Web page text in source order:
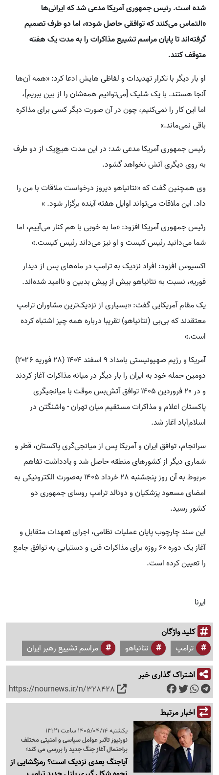
شده است. رئیس جمهوری آمریکا مدعی شد که ایرانی‌ها
«التماس می‌کنند که توافقی حاصل شود»، اما دو طرف تصمیم
گرفته‌اند تا پایان مراسم تشییع مذاکرات را به مدت یک هفته
متوقف کنند.
او بار دیگر با تکرار تهدیدات و لفاظی هایش ادعا کرد: «همه آن‌ها
آنجا هستند. با یک شلیک [می‌توانیم همه‌شان را از بین ببریم]،
اما این کار را نمی‌کنیم، چون در آن صورت دیگر کسی برای مذاکره
باقی نمی‌ماند.»
رئیس جمهوری آمریکا مدعی شد: در این مدت هیچ‌یک از دو طرف
به روی دیگری آتش نخواهد گشود.
وی همچنین گفت که «نتانیاهو دیروز درخواست ملاقات با من را
داد. این ملاقات می‌تواند اوایل هفته آینده برگزار شود. »
رئیس جمهوری آمریکا افزود: «ما به خوبی با هم کنار می‌آییم، اما
شما می‌دانید رئیس کیست و او نیز می‌داند رئیس کیست.»
اکسیوس افزود: افراد نزدیک به ترامپ در ماه‌های پس از دیدار
فوریه، نسبت به نتانیاهو بیش از پیش بدبین و ناامید شده‌اند.
یک مقام آمریکایی گفت: «بسیاری از نزدیک‌ترین مشاوران ترامپ
معتقدند که بی‌بی (نتانیاهو) تقریبا درباره همه چیز اشتباه کرده
است.»
آمریکا و رژیم صهیونیستی بامداد ۹ اسفند ۱۴۰۴ (۲۸ فوریه ۲۰۲۶)
دومین حمله خود به ایران را بار دیگر در میانه مذاکرات آغاز کردند
و در ۲۰ فروردین ۱۴۰۵ توافق آتش‌بس موقت با میانجیگری
پاکستان اعلام و مذاکرات مستقیم میان تهران - واشنگتن در
اسلام‌آباد آغاز شد.
سرانجام، توافق ایران و آمریکا پس از میانجی‌گری پاکستان، قطر و
شماری دیگر از کشورهای منطقه حاصل شد و یادداشت تفاهم
مربوط به آن روز پنجشنبه ۲۸ خرداد ۱۴۰۵ به‌صورت الکترونیکی به
امضای مسعود پزشکیان و دونالد ترامپ روسای جمهوری دو
کشور رسید.
این سند چارچوب پایان عملیات نظامی، اجرای تعهدات متقابل و
آغاز یک دوره ۶۰ روزه برای مذاکرات فنی و دستیابی به توافق جامع
را تعیین کرده است.
ایرنا
کلید واژگان
ترامپ نتانیاهو مراسم تشییع رهبر ایران
اشتراک گذاری خبر
https://nournews.ir/n/328428
اخبار مرتبط
یکشنبه 1405/04/14 ساعت 13:21
نورنیوز تاثیر عوامل سیاسی و امنیتی مختلف
براحتمال آغاز جنگ جدید را بررسی می کند؛
آیاجنگ بعدی نزدیک است؟ رمزگشایی از